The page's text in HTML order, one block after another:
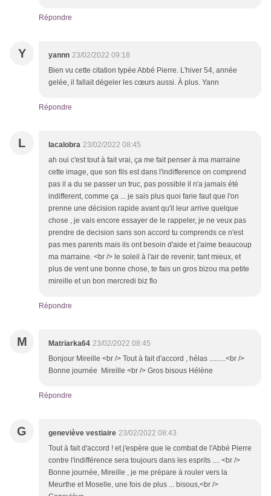
Répondre
Y yannn 23/02/2022 09:18
Bien vu cette citation typée Abbé Pierre. L'hiver 54, année
gelée, il fallait dégeler les cœurs aussi. À plus. Yann
Répondre
L lacalobra 23/02/2022 08:45
ah oui c'est tout à fait vrai, ça me fait penser à ma marraine
cette image, que son fils est dans l'indifference on comprend
pas il a du se passer un truc, pas possible il n'a jamais été
indifferent, comme ça ... je sais plus quoi farie faut que l'on
prenne une décision rapide avant qu'il leur arrive quelque
chose , je vais encore essayer de le rappeler, je ne veux pas
prendre de decision sans son accord tu comprends ce n'est
pas mes parents mais ils ont besoin d'aide et j'aime beaucoup
ma marraine. <br /> le soleil à l'air de revenir, tant mieux, et
plus de vent une bonne chose, te fais un gros bizou ma petite
mireille et un bon mercredi biz flo
Répondre
M Matriarka64 23/02/2022 08:45
Bonjour Mireille <br /> Tout à fait d'accord , hélas .........<br />
Bonne journée Mireille <br /> Gros bisous Hélène
Répondre
G geneviève vestiaire 23/02/2022 08:43
Tout à fait d'accord ! et j'espère que le combat de l'Abbé Pierre
contre l'indifférence sera toujours dans les esprits .... <br />
Bonne journée, Mireille , je me prépare à rouler vers la
Meurthe et Moselle, une fois de plus ... bisous,<br />